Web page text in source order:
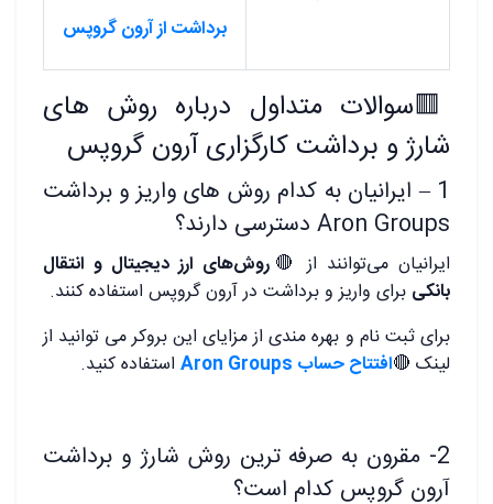
برداشت از آرون گروپس
🟥سوالات متداول درباره روش های
شارژ و برداشت کارگزاری آرون گروپس
1 – ایرانیان به کدام روش های واریز و برداشت
Aron Groups دسترسی دارند؟
ایرانیان می‌توانند از 🔴 روش‌های ارز دیجیتال و انتقال
بانکی برای واریز و برداشت در آرون گروپس استفاده کنند.
برای ثبت نام و بهره مندی از مزایای این بروکر می توانید از
لینک 🔴افتتاح حساب Aron Groups استفاده کنید.
2- مقرون به صرفه ترین روش شارژ و برداشت
آرون گروپس کدام است؟